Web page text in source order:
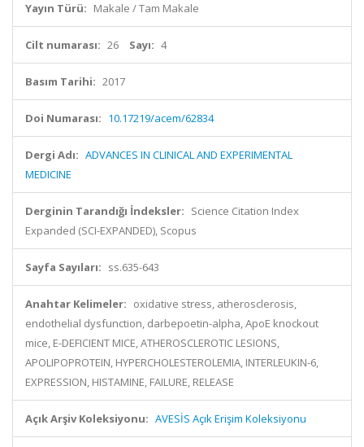
Yayın Türü: Makale / Tam Makale
Cilt numarası: 26 Sayı: 4
Basım Tarihi: 2017
Doi Numarası: 10.17219/acem/62834
Dergi Adı: ADVANCES IN CLINICAL AND EXPERIMENTAL
MEDICINE
Derginin Tarandığı İndeksler: Science Citation Index
Expanded (SCI-EXPANDED), Scopus
Sayfa Sayıları: ss.635-643
Anahtar Kelimeler: oxidative stress, atherosclerosis,
endothelial dysfunction, darbepoetin-alpha, ApoE knockout
mice, E-DEFICIENT MICE, ATHEROSCLEROTIC LESIONS,
APOLIPOPROTEIN, HYPERCHOLESTEROLEMIA, INTERLEUKIN-6,
EXPRESSION, HISTAMINE, FAILURE, RELEASE
Açık Arşiv Koleksiyonu: AVESİS Açık Erişim Koleksiyonu